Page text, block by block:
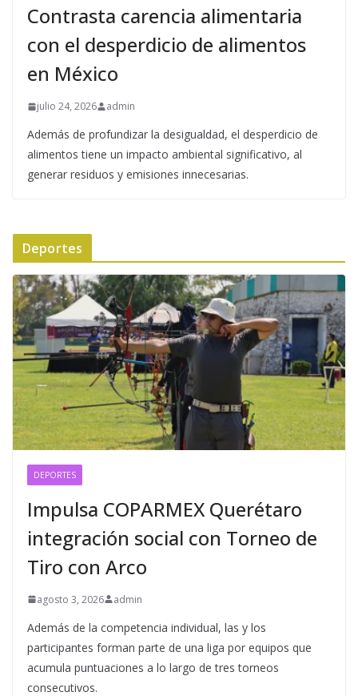
Contrasta carencia alimentaria
con el desperdicio de alimentos
en México
julio 24, 2026 admin
Además de profundizar la desigualdad, el desperdicio de
alimentos tiene un impacto ambiental significativo, al
generar residuos y emisiones innecesarias.
Deportes
DEPORTES
Impulsa COPARMEX Querétaro
integración social con Torneo de
Tiro con Arco
agosto 3, 2026 admin
Además de la competencia individual, las y los
participantes forman parte de una liga por equipos que
acumula puntuaciones a lo largo de tres torneos
consecutivos.